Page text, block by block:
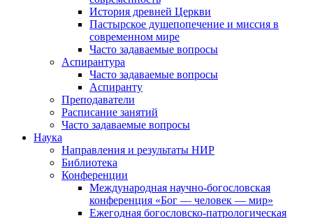
История древней Церкви
Пастырское душепопечение и миссия в
современном мире
Часто задаваемые вопросы
Аспирантура
Часто задаваемые вопросы
Аспиранту
Преподаватели
Расписание занятий
Часто задаваемые вопросы
Наука
Направления и результаты НИР
Библиотека
Конференции
Международная научно-богословская
конференция «Бог — человек — мир»
Ежегодная богословско-патрологическая